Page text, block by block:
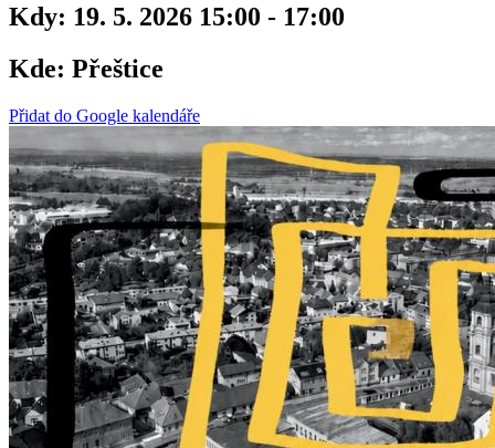
Kdy: 19. 5. 2026 15:00 - 17:00
Kde: Přeštice
Přidat do Google kalendáře